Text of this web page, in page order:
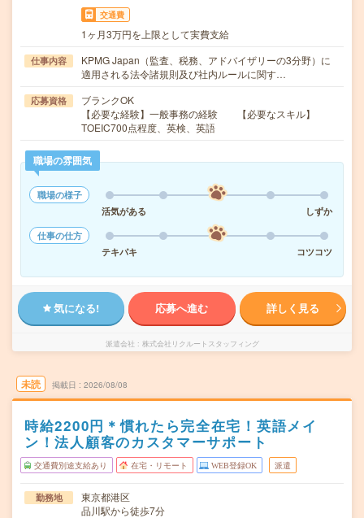
交通費
1ヶ月3万円を上限として実費支給
仕事内容
KPMG Japan（監査、税務、アドバイザリーの3分野）に
適用される法令諸規則及び社内ルールに関す…
応募資格
ブランクOK
【必要な経験】一般事務の経験 【必要なスキル】
TOEIC700点程度、英検、英語
職場の雰囲気
職場の様子
活気がある
しずか
仕事の仕方
テキパキ
コツコツ
気になる! 応募へ進む 詳しく見る
派遣会社 株式会社リクルートスタッフィング
未読 掲載日 2026/08/08
時給2200円＊慣れたら完全在宅！英語メイ
ン！法人顧客のカスタマーサポート
交通費別途支給あり 在宅・リモート WEB登録OK 派遣
勤務地
東京都港区
品川駅から徒歩7分